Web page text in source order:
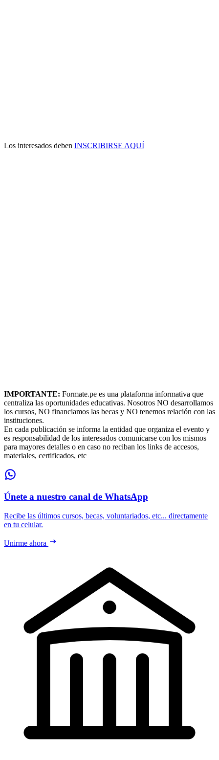
Los interesados deben INSCRIBIRSE AQUÍ
IMPORTANTE: Formate.pe es una plataforma informativa que
centraliza las oportunidades educativas. Nosotros NO desarrollamos
los cursos, NO financiamos las becas y NO tenemos relación con las
instituciones.
En cada publicación se informa la entidad que organiza el evento y
es responsabilidad de los interesados comunicarse con los mismos
para mayores detalles o en caso no reciban los links de accesos,
materiales, certificados, etc
Únete a nuestro canal de WhatsApp
Recibe las últimos cursos, becas, voluntariados, etc... directamente
en tu celular.
Unirme ahora